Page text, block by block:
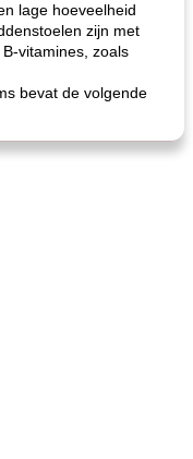
oma's griessnockerlsuppe (rund- en griesmeelknoedelsoep)
lage hoeveelheid
zijn met
vitamines, zoals
bevat de volgende